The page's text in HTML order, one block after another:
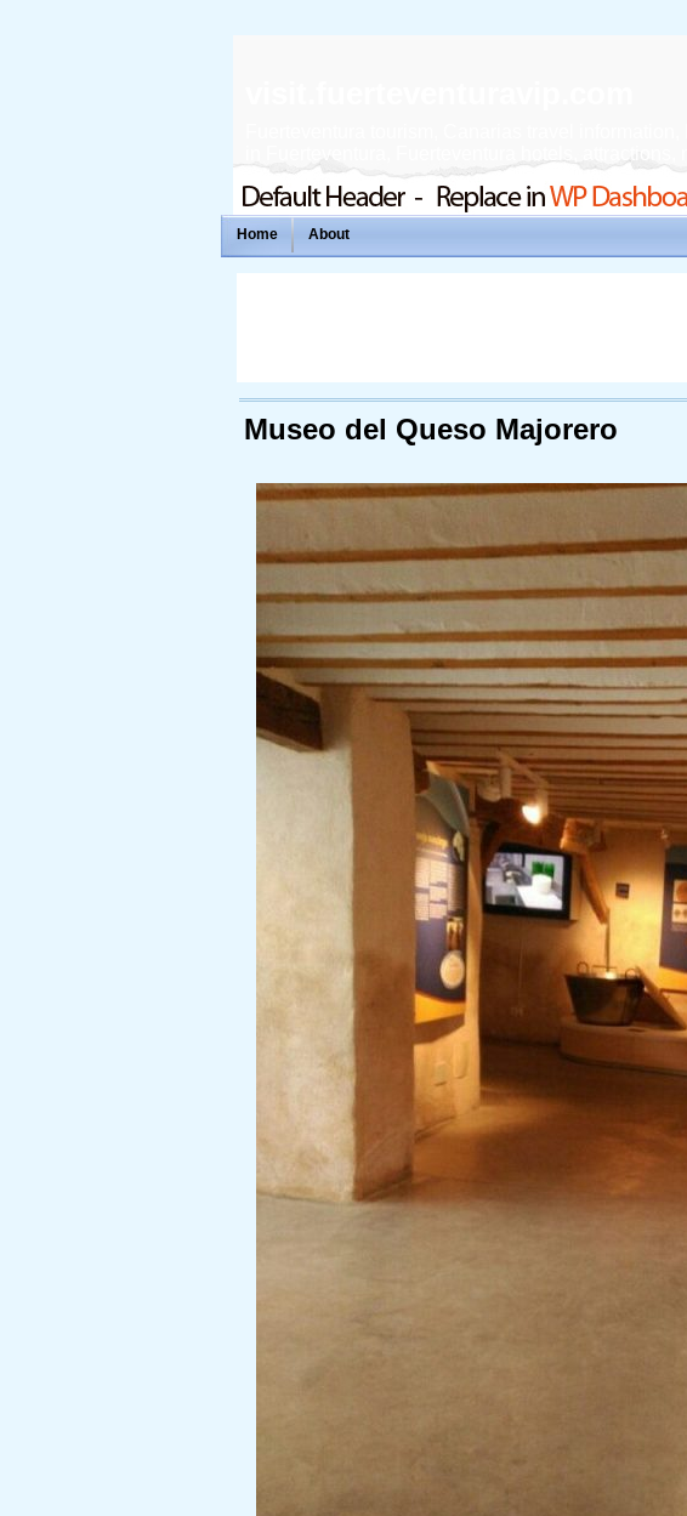
Fuerteventura tourism, Canarias travel
Home About
Museo del Queso Majorero